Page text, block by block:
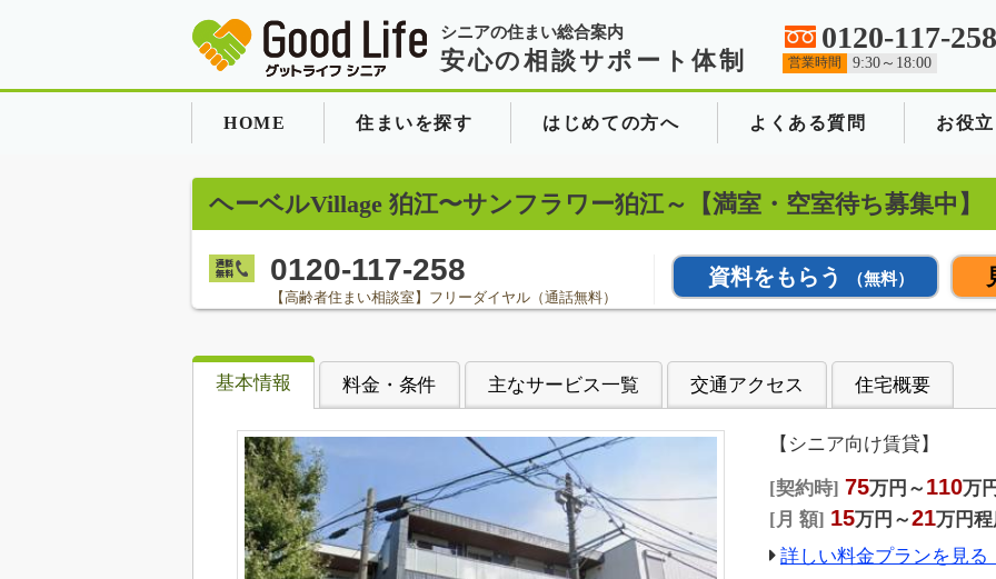
シニアの住まい総合案内
安心の相談サポート体制
0120-117-258
営業時間 9:30～18:00
HOME 住まいを探す はじめての方へ よくある質問 お役
ヘーベルVillage 狛江〜サンフラワー狛江～【満室・空室待ち募集中】
0120-117-258
【高齢者住まい相談室】フリーダイヤル（通話無料）
資料をもらう （無料）
基本情報 料金・条件 主なサービス一覧 交通アクセス 住宅概要
【シニア向け賃貸】
契約時 75万円～ 110万
月 額
15万円～21万円
詳しい料金プランを見る